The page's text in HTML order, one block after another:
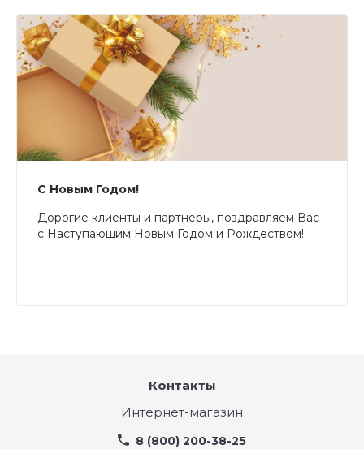
С Новым Годом!
Дорогие клиенты и партнеры, поздравляем Вас
с Наступающим Новым Годом и Рождеством!
Контакты
Интернет-магазин
8 (800) 200-38-25